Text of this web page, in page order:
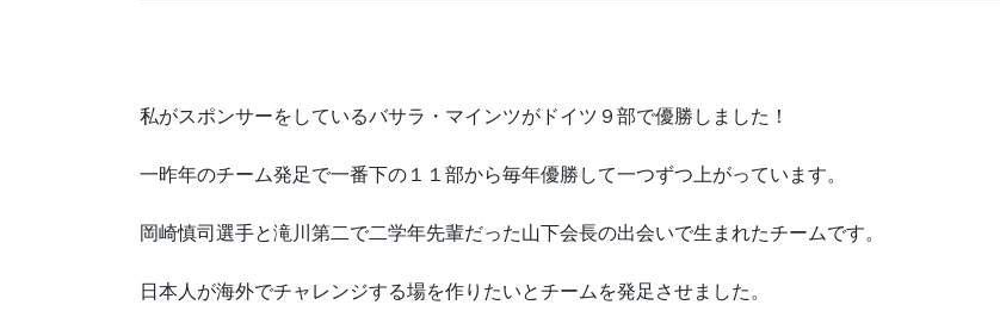
私がスポンサーをしているバサラ・マインツがドイツ９部で優勝しました！
一昨年のチーム発足で一番下の１１部から毎年優勝して一つずつ上がっています。
岡崎慎司選手と滝川第二で二学年先輩だった山下会長の出会いで生まれたチームです。
日本人が海外でチャレンジする場を作りたいとチームを発足させました。